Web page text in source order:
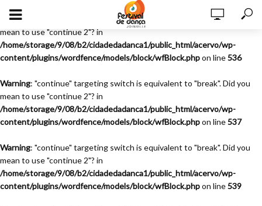
Warning
: "continue" targeting switch is equivalent to "break". Did you
mean to use "continue 2"? in
/home/storage/9/08/b2/cidadedadanca1/public_html/acervo/wp-
content/plugins/wordfence/models/block/wfBlock.phpon line536
Warning: "continue" targeting switch is equivalent to "break". Did you
mean to use "continue 2"? in
/home/storage/9/08/b2/cidadedadanca1/public_html/acervo/wp-
content/plugins/wordfence/models/block/wfBlock.phpon line537
Warning: "continue" targeting switch is equivalent to "break". Did you
mean to use "continue 2"? in
/home/storage/9/08/b2/cidadedadanca1/public_html/acervo/wp-
content/plugins/wordfence/models/block/wfBlock.phpon line539